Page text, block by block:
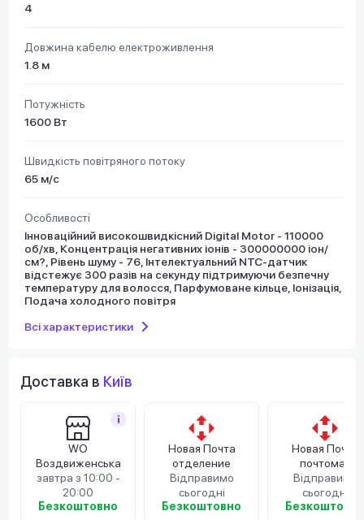
4
Довжина кабелю електроживлення
1.8 м
Потужність
1600 Вт
Швидкість повітряного потоку
65 м/с
Особливості
Інноваційний високошвидкісний Digital Motor - 110000
об/хв, Концентрація негативних іонів - 300000000 іон/
см?, Рівень шуму - 76, Інтелектуальний NTC-датчик
відстежує 300 разів на секунду підтримуючи безпечну
температуру для волосся, Парфумоване кільце, Іонізація,
Подача холодного повітря
Всі характеристики
Доставка в Київ
WO
Воздвиженська
завтра з 10:00 -
20:00
Безкоштовно
Новая Почта
отделение
Відправимо
сьогодні
Безкоштовно
Новая Почта
почтомат
Відправимо
сьогодні
Безкоштовно